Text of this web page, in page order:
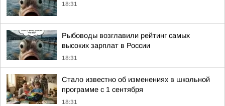
18:31
Рыбоводы возглавили рейтинг самых
высоких зарплат в России
18:31
Стало известно об изменениях в школьной
программе с 1 сентября
18:31